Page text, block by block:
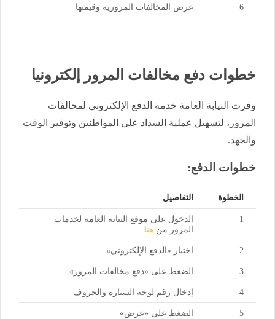
6 عرض المخالفات المرورية وقيمتها
خطوات دفع مخالفات المرور إلكترونيا
وفرت النيابة العامة خدمة الدفع الإلكتروني لمخالفات
المرور، لتسهيل عملية السداد على المواطنين وتوفير الوقت
والجهد.
خطوات الدفع:
الخطوة التفاصيل
1
الدخول على موقع النيابة العامة لخدمات
المرور من هنا.
2 اختيار «الدفع الإلكتروني»
3 الضغط على «دفع مخالفات المرور»
4 إدخال رقم لوحة السيارة والحروف
5 الضغط على «عرض»